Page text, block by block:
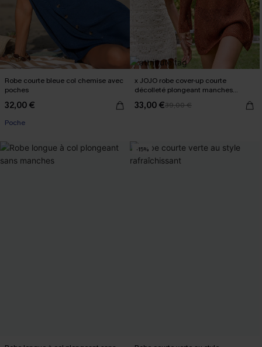
Robe courte bleue col chemise avec
poches
32,00 €
Poche
x JOJO robe cover-up courte
décolleté plongeant manches
33,00 €39,00 €
-15%